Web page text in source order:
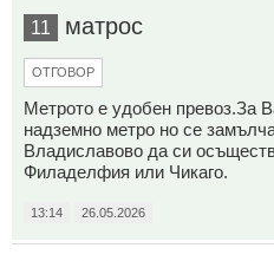
11 матрос
ОТГОВОР
Метрото е удобен превоз.За
надземно метро но се
Владиславово да си
Филаделфия или Чикаго.
13:14 26.05.2026